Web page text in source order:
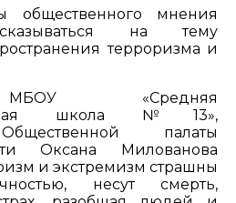
общественного мнения
на тему
терроризма и
«Средняя
школа №13»,
палаты
Оксана Милованова
и экстремизм страшны
несут смерть,